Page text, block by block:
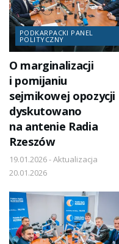
PODKARPACKI PANEL
POLITYCZNY
O marginalizacji
i pomijaniu
sejmikowej opozycji
dyskutowano
na antenie Radia
Rzeszów
19.01.2026 - Aktualizacja
20.01.2026